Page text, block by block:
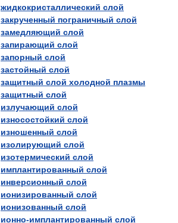
жидкокристаллический слой
закрученный пограничный слой
замедляющий слой
запирающий слой
запорный слой
застойный слой
защитный слой холодной плазмы
защитный слой
излучающий слой
износостойкий слой
изношенный слой
изолирующий слой
изотермический слой
имплантированный слой
инверсионный слой
ионизированный слой
ионизованный слой
ионно-имплантированный слой